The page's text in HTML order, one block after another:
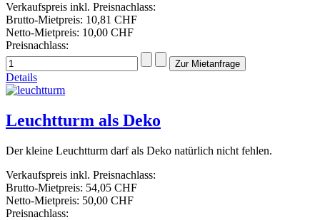
Verkaufspreis inkl. Preisnachlass:
Brutto-Mietpreis: 10,81 CHF
Netto-Mietpreis: 10,00 CHF
Preisnachlass:
Details
Leuchtturm als Deko
Der kleine Leuchtturm darf als Deko natürlich nicht fehlen.
Verkaufspreis inkl. Preisnachlass:
Brutto-Mietpreis: 54,05 CHF
Netto-Mietpreis: 50,00 CHF
Preisnachlass: